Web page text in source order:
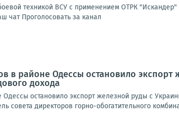
техникой ВСУ с применением ОТРК
чат Проголосовать за канал
в районе Одессы остановило экспорт
дохода
остановило экспорт железной руды с
совета директоров горно-обогатительного